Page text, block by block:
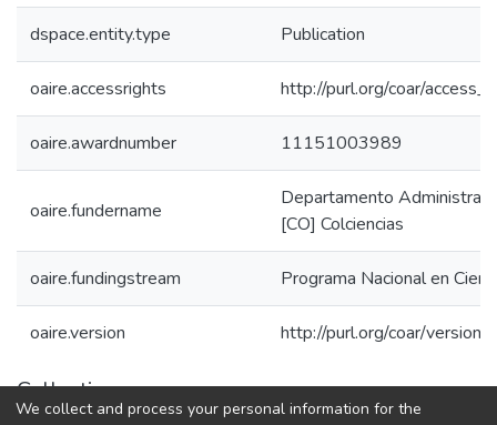
dspace.entity.type Publication
oaire.accessrights http://purl.org/coar/
oaire.awardnumber 11151003989
oaire.fundername
Departamento
[CO] Colciencias
oaire.fundingstream Programa Nacional en
oaire.version http://purl.org/coar/
Collections
We collect and process your personal information for the